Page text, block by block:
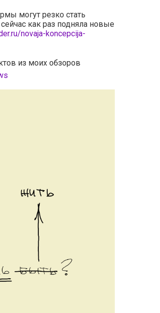
могут резко стать
как раз подняла новые
novaja-koncepcija-
из моих обзоров